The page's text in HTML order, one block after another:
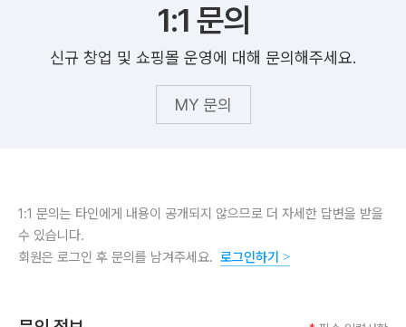
1:1 문의
신규 창업 및 쇼핑몰 운영에 대해 문의해주세요.
MY 문의
1:1 문의는 타인에게 내용이 공개되지 않으므로 더 자세한 답변을 받을
수 있습니다.
회원은 로그인 후 문의를 남겨주세요. 로그인하기 >